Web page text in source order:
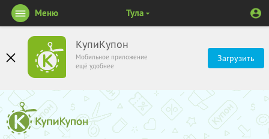
КупиКупон
Мобильное приложение
ещё удобнее
Загрузить
Меню Тула